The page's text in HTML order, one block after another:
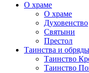
О храме
О храме
Духовенство
Святыни
Престол
Таинства и обряды
Таинство
Таинство